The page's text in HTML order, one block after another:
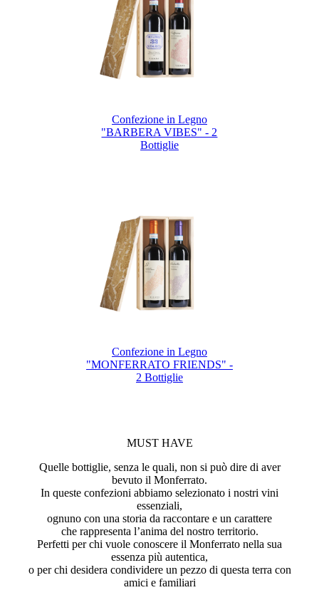
Confezione in Legno
"BARBERA VIBES" - 2
Bottiglie
Confezione in Legno
"MONFERRATO FRIENDS" -
2 Bottiglie
MUST HAVE
Quelle bottiglie, senza le quali, non si può dire di aver
bevuto il Monferrato.
In queste confezioni abbiamo selezionato i nostri vini
essenziali,
ognuno con una storia da raccontare e un carattere
che rappresenta l’anima del nostro territorio.
Perfetti per chi vuole conoscere il Monferrato nella sua
essenza più autentica,
o per chi desidera condividere un pezzo di questa terra con
amici e familiari